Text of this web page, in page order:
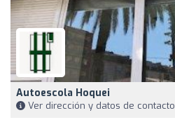
Autoescola Hoquei
Ver dirección y datos de contacto